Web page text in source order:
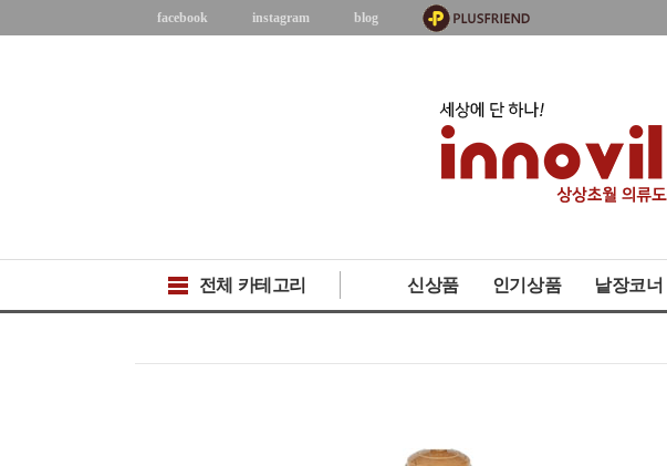
facebook instagram blog
전체 카테고리 신상품 인기상품 낱장코너